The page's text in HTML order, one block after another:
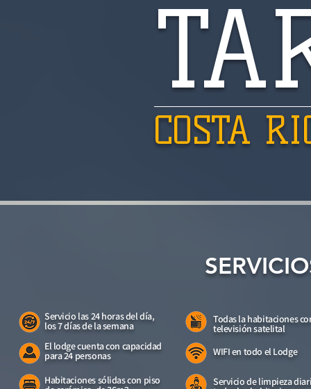
COSTA
Servicio las 24 horas del día,
los 7 días de la semana
El lodge cuenta con capacidad
para 24 personas
Habitaciones sólidas con piso
Todas la habitaciones
televisión satelital
WIFI en todo el Lodge
Servicio de limpieza